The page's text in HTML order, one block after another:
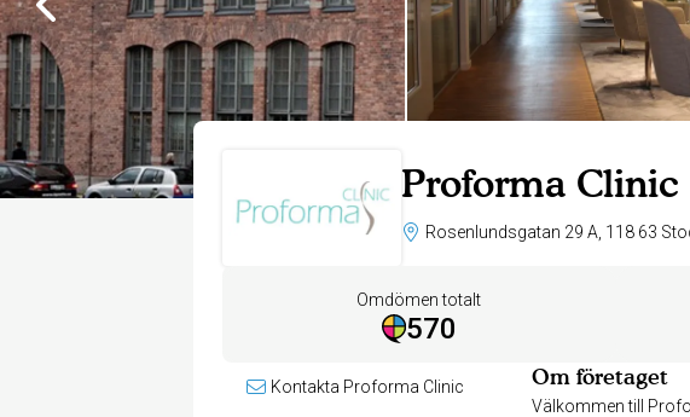
Proforma Clinic
Omdömen totalt
570
Kontakta Proforma Clinic Om företaget
Välkommen till